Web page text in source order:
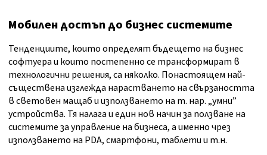
Мобилен достъп до бизнес системите
Тенденциите, които определят бъдещето на бизнес
софтуера и които постепенно се трансформират в
технологични решения, са няколко. Понастоящем най-
съществена изглежда нарастването на свързаността
в световен мащаб и използването на т. нар. „умни”
устройства. Тя налага и един нов начин за ползване на
системите за управление на бизнеса, а именно чрез
използването на PDA, смартфони, таблети и т.н.